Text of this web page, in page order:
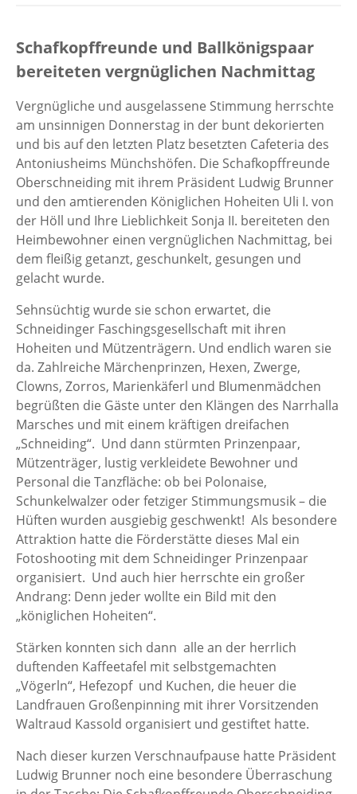
Schafkopffreunde und Ballkönigspaar
bereiteten vergnüglichen Nachmittag
Vergnügliche und ausgelassene Stimmung herrschte
am unsinnigen Donnerstag in der bunt dekorierten
und bis auf den letzten Platz besetzten Cafeteria des
Antoniusheims Münchshöfen. Die Schafkopffreunde
Oberschneiding mit ihrem Präsident Ludwig Brunner
und den amtierenden Königlichen Hoheiten Uli I. von
der Höll und Ihre Lieblichkeit Sonja II. bereiteten den
Heimbewohner einen vergnüglichen Nachmittag, bei
dem fleißig getanzt, geschunkelt, gesungen und
gelacht wurde.
Sehnsüchtig wurde sie schon erwartet, die
Schneidinger Faschingsgesellschaft mit ihren
Hoheiten und Mützenträgern. Und endlich waren sie
da. Zahlreiche Märchenprinzen, Hexen, Zwerge,
Clowns, Zorros, Marienkäferl und Blumenmädchen
begrüßten die Gäste unter den Klängen des Narrhalla
Marsches und mit einem kräftigen dreifachen
„Schneiding“. Und dann stürmten Prinzenpaar,
Mützenträger, lustig verkleidete Bewohner und
Personal die Tanzfläche: ob bei Polonaise,
Schunkelwalzer oder fetziger Stimmungsmusik – die
Hüften wurden ausgiebig geschwenkt! Als besondere
Attraktion hatte die Förderstätte dieses Mal ein
Fotoshooting mit dem Schneidinger Prinzenpaar
organisiert. Und auch hier herrschte ein großer
Andrang: Denn jeder wollte ein Bild mit den
„königlichen Hoheiten“.
Stärken konnten sich dann alle an der herrlich
duftenden Kaffeetafel mit selbstgemachten
„Vögerln“, Hefezopf und Kuchen, die heuer die
Landfrauen Großenpinning mit ihrer Vorsitzenden
Waltraud Kassold organisiert und gestiftet hatte.
Nach dieser kurzen Verschnaufpause hatte Präsident
Ludwig Brunner noch eine besondere Überraschung